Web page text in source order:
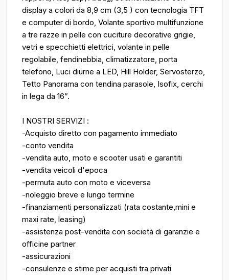
display a colori da 8,9 cm (3,5 ) con tecnologia TFT
e computer di bordo, Volante sportivo multifunzione
a tre razze in pelle con cuciture decorative grigie,
vetri e specchietti elettrici, volante in pelle
regolabile, fendinebbia, climatizzatore, porta
telefono, Luci diurne a LED, Hill Holder, Servosterzo,
Tetto Panorama con tendina parasole, Isofix, cerchi
in lega da 16”.
I NOSTRI SERVIZI :
-Acquisto diretto con pagamento immediato
-conto vendita
-vendita auto, moto e scooter usati e garantiti
-vendita veicoli d'epoca
-permuta auto con moto e viceversa
-noleggio breve e lungo termine
-finanziamenti personalizzati (rata costante,mini e
maxi rate, leasing)
-assistenza post-vendita con società di garanzie e
officine partner
-assicurazioni
-consulenze e stime per acquisti tra privati